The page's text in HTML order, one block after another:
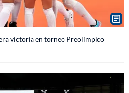
victoria en torneo Preolímpico